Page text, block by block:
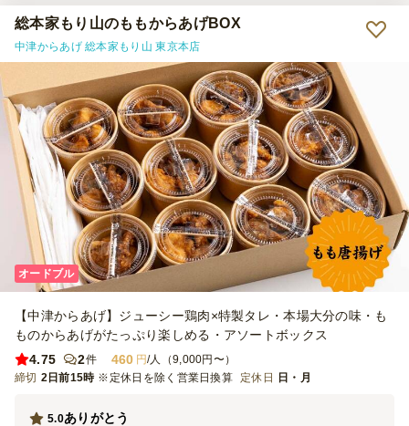
総本家もり山のももからあげBOX
中津からあげ 総本家もり山 東京本店
オードブル
【中津からあげ】ジューシー鶏肉×特製タレ・本場大分の味・も
ものからあげがたっぷり楽しめる・アソートボックス
4.75
2件 460 円/人（9,000円〜）
締切 2日前15時 ※定休日を除く営業日換算 定休日 日・月
ありがとう
5.0